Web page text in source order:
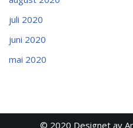
juli 2020
juni 2020
mai 2020
© 2020 Designet av